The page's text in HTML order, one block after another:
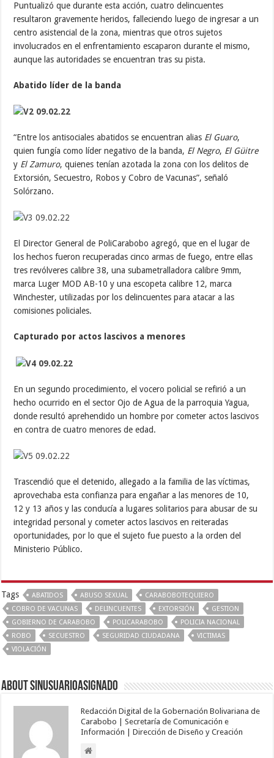
Puntualizó que durante esta acción, cuatro delincuentes
resultaron gravemente heridos, falleciendo luego de ingresar a un
centro asistencial de la zona, mientras que otros sujetos
involucrados en el enfrentamiento escaparon durante el mismo,
aunque las autoridades se encuentran tras su pista.
Abatido líder de la banda
“Entre los antisociales abatidos se encuentran alias El Guaro,
quien fungía como líder negativo de la banda, El Negro, El Güitre
y El Zamuro, quienes tenían azotada la zona con los delitos de
Extorsión, Secuestro, Robos y Cobro de Vacunas”, señaló
Solórzano.
El Director General de PoliCarabobo agregó, que en el lugar de
los hechos fueron recuperadas cinco armas de fuego, entre ellas
tres revólveres calibre 38, una subametralladora calibre 9mm,
marca Luger MOD AB-10 y una escopeta calibre 12, marca
Winchester, utilizadas por los delincuentes para atacar a las
comisiones policiales.
Capturado por actos lascivos a menores
En un segundo procedimiento, el vocero policial se refirió a un
hecho ocurrido en el sector Ojo de Agua de la parroquia Yagua,
donde resultó aprehendido un hombre por cometer actos lascivos
en contra de cuatro menores de edad.
Trascendió que el detenido, allegado a la familia de las víctimas,
aprovechaba esta confianza para engañar a las menores de 10,
12 y 13 años y las conducía a lugares solitarios para abusar de su
integridad personal y cometer actos lascivos en reiteradas
oportunidades, por lo que el sujeto fue puesto a la orden del
Ministerio Público.
Tags ABATIDOS ABUSO SEXUAL
CARABOBOTEQUIERO
COBRO DE VACUNAS
DELINCUENTES EXTORSIÓN
GESTION
GOBIERNO DE CARABOBO
POLICARABOBO
POLICIA NACIONAL
ROBO
SECUESTRO SEGURIDAD CIUDADANA
VICTIMAS
VIOLACIÓN
About sinusuarioasignado
Redacción Digital de la Gobernación Bolivariana de
Carabobo | Secretaría de Comunicación e
Información | Dirección de Diseño y Creación